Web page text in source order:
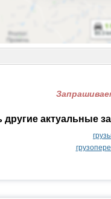
другие актуальные